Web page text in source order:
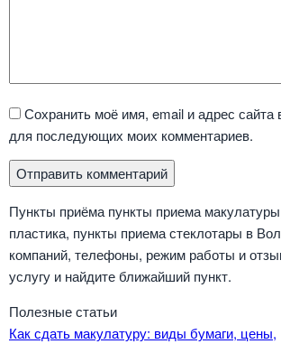
Сохранить моё имя, email и адрес сайта
для последующих моих комментариев.
Пункты приёма пункты приема
пластика, пункты приема стеклотары в
компаний, телефоны, режим работы и
услугу и найдите ближайший пункт.
Полезные статьи
Как сдать макулатуру: виды бумаги, цены,